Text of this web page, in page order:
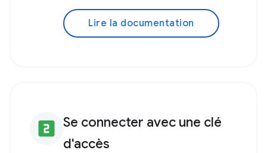
Lire la documentation
looks_two Se connecter avec une clé
d'accès